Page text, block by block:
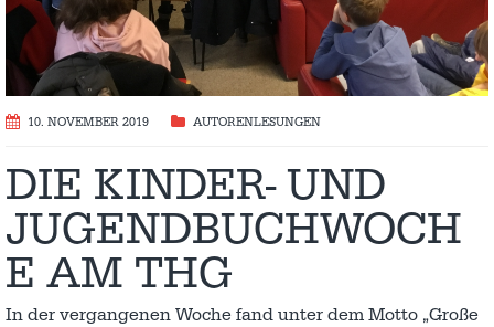
10. NOVEMBER 2019 AUTORENLESUNGEN
DIE KINDER- UND
JUGENDBUCHWOCH
E AM THG
In der vergangenen Woche fand unter dem Motto „Große